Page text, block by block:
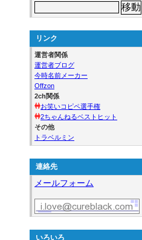
リンク
運営者関係
運営者ブログ
今時名前メーカー
Offzon
2ch関係
お笑いコピペ選手権
2ちゃんねるベストヒット
その他
トラベルミン
連絡先
メールフォーム
いろいろ